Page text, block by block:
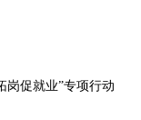
岗促就业”专项行动